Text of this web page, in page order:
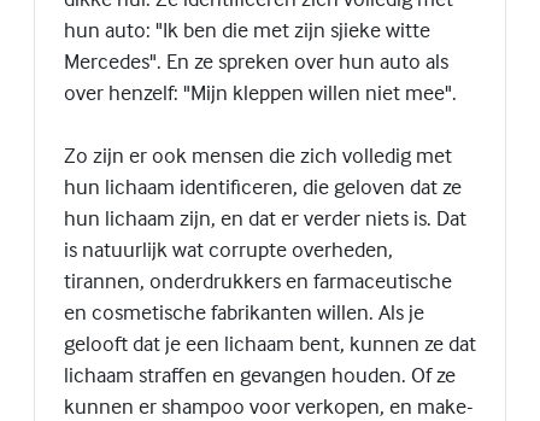
hun auto: "Ik ben die met zijn sjieke witte
Mercedes". En ze spreken over hun auto als
over henzelf: "Mijn kleppen willen niet mee".
Zo zijn er ook mensen die zich volledig met
hun lichaam identificeren, die geloven dat ze
hun lichaam zijn, en dat er verder niets is. Dat
is natuurlijk wat corrupte overheden,
tirannen, onderdrukkers en farmaceutische
en cosmetische fabrikanten willen. Als je
gelooft dat je een lichaam bent, kunnen ze dat
lichaam straffen en gevangen houden. Of ze
kunnen er shampoo voor verkopen, en make-